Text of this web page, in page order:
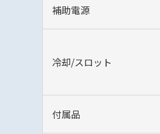
補助電源
冷却/スロット
付属品